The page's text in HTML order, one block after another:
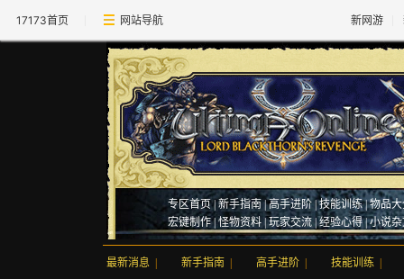
17173首页 网站导航 新网游
专区首页|新手指南 |高手进阶 |技能训练|物品
宏键制作| 怪物资料 |玩家交流 |经验心得|小说
最新消息 新手指南 高手进阶 技能训练